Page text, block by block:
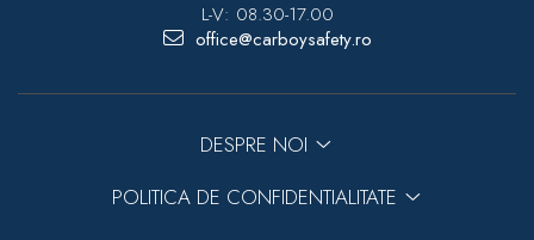
L-V: 08.30-17.00
office@carboysafety.ro
DESPRE NOI
POLITICA DE CONFIDENTIALITATE